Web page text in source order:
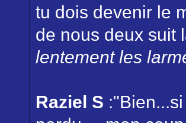
tu dois devenir le
de nous deux suit
lentement les
Raziel S